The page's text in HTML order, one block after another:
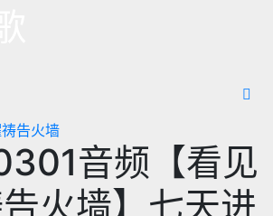
告火墙
音频【看见
火墙】七天进